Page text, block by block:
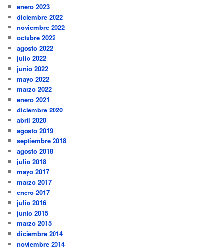
enero 2023
diciembre 2022
noviembre 2022
octubre 2022
agosto 2022
julio 2022
junio 2022
mayo 2022
marzo 2022
enero 2021
diciembre 2020
abril 2020
agosto 2019
septiembre 2018
agosto 2018
julio 2018
mayo 2017
marzo 2017
enero 2017
julio 2016
junio 2015
marzo 2015
diciembre 2014
noviembre 2014